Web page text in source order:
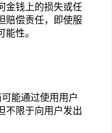
金钱上的损失或任
赔偿责任，即使服
性。
能通过使用用户
不限于向用户发出